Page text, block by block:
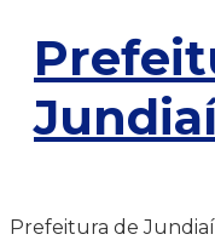
Prefeitura de